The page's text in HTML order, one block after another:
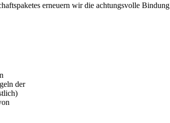
erneuern wir die achtungsvolle Bindung
der